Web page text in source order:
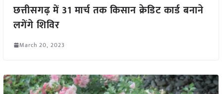
छत्तीसगढ़ में 31 मार्च तक किसान क्रेडिट कार्ड बनाने
लगेंगे शिविर
March 20, 2023